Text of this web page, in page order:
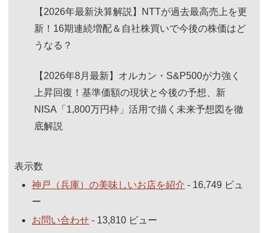
【2026年最新決算解説】NTTが過去最高売上を更
新！16期連続増配＆自社株買いで今後の株価はど
うなる？
【2026年8月最新】オルカン・S&P500が力強く
上昇回復！基準価額の現状と今後の予想、新
NISA「1,800万円枠」活用で描く未来予想図を徹
底解説
表示数
神戸（兵庫）の美味しいお店を紹介 - 16,749 ビュ
ー
お問い合わせ - 13,810 ビュー